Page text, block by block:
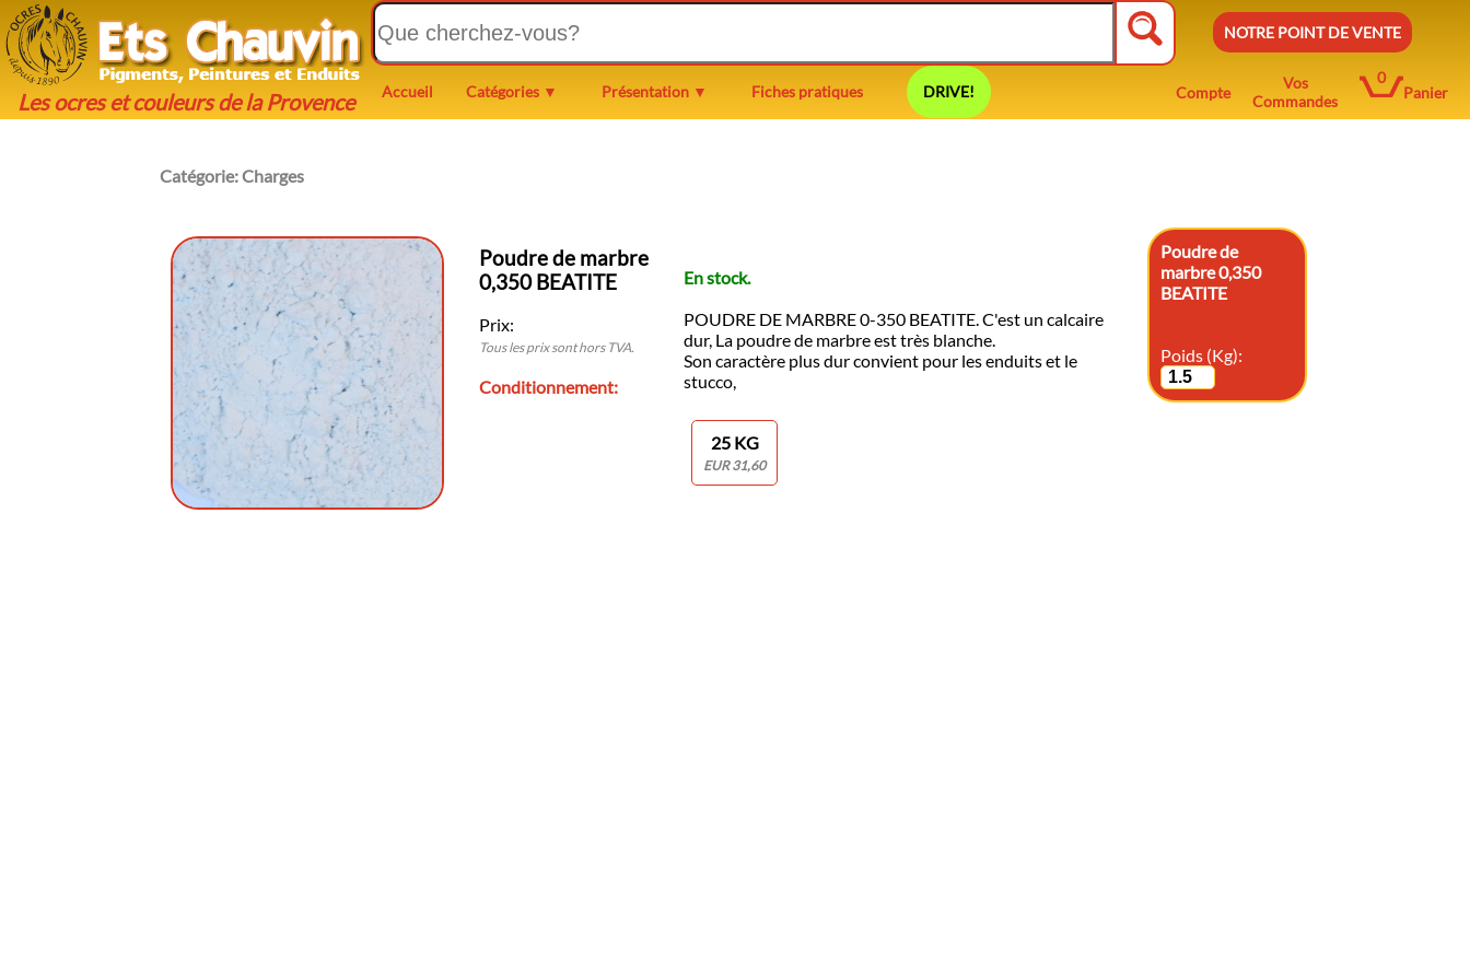
Les ocres et couleurs de la Provence
NOTRE POINT DE VENTE
Accueil Catégories ▼ Présentation ▼ Fiches pratiques DRIVE! Compte
Vos
Commandes
0
Panier
Catégorie:Charges
Poudre de marbre
0,350 BEATITE
Prix:
Tous les prix sont hors TVA.
Conditionnement:
En stock.
POUDRE DE MARBRE 0-350 BEATITE. C'est un calcaire
dur, La poudre de marbre est très blanche.
Son caractère plus dur convient pour les enduits et le
stucco,
25 KG
EUR 31,60
Poudre de
marbre 0,350
BEATITE
Poids (Kg):